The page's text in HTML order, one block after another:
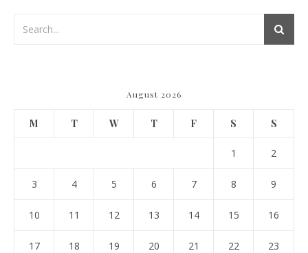
August 2026
M T W T F S S
1 2
3 4 5 6 7 8 9
10 11 12 13 14 15 16
17 18 19 20 21 22 23